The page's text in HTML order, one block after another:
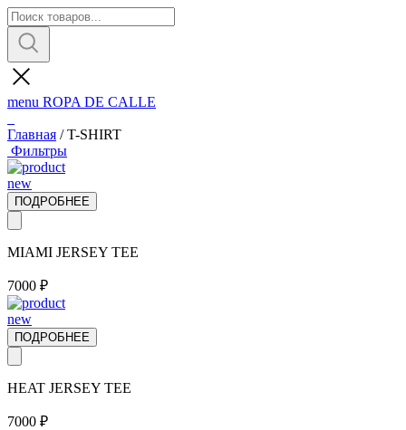
menu ROPA DE CALLE
Главная /T-SHIRT
Фильтры
new
ПОДРОБНЕЕ
MIAMI JERSEY TEE
7000 ₽
new
ПОДРОБНЕЕ
HEAT JERSEY TEE
7000 ₽